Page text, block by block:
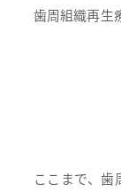
歯周組織再生
ここまで、